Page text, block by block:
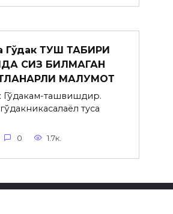
Гўдак ТУШ ТАБИРИ
СИЗ БИЛМАГАН
МАЛУМОТ
Гўдакғам-ташвишдир.
туғса
0 1.7к.